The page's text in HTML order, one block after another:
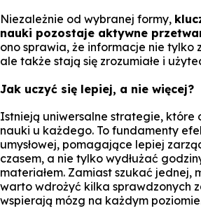
Niezależnie od wybranej formy,
nauki pozostaje aktywne
ono sprawia, że informacje nie tylko
ale także stają się zrozumiałe i
Jak uczyć się lepiej, a nie więcej?
Istnieją uniwersalne strategie, które
nauki u każdego. To fundamenty
umysłowej, pomagające lepiej
czasem, a nie tylko wydłużać
materiałem. Zamiast szukać jednej,
warto wdrożyć kilka sprawdzonych
wspierają mózg na każdym